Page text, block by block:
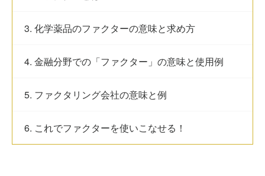
3. 化学薬品のファクターの意味と求め方
4. 金融分野での「ファクター」の意味と使用例
5. ファクタリング会社の意味と例
6. これでファクターを使いこなせる！